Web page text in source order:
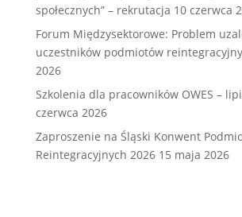
społecznych” – rekrutacja 10 czerwca
Forum Międzysektorowe: Problem
uczestników podmiotów
2026
Szkolenia dla pracowników OWES –
czerwca 2026
Zaproszenie na Śląski Konwent
Reintegracyjnych 2026 15 maja 2026